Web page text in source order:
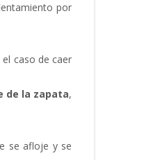
por
caso de caer
de la zapata,
se afloje y se